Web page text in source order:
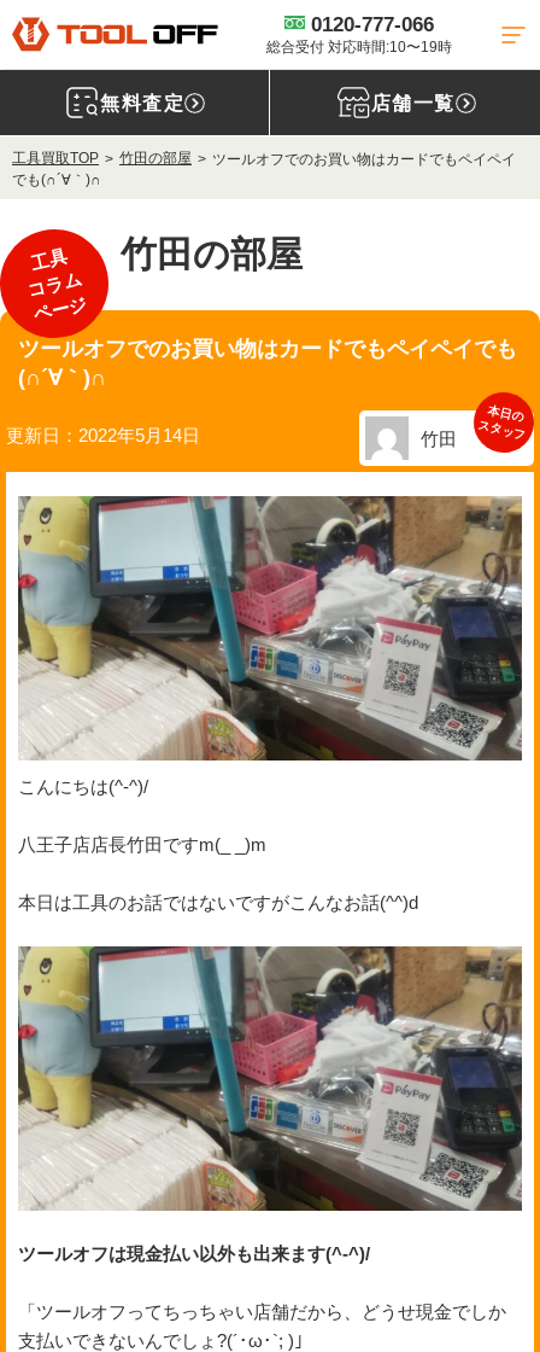
0120-777-066
総合受付 対応時間:10〜19時
無料査定 店舗一覧
工具買取TOP 竹田の部屋
ツールオフでのお買い物はカードでもペイペイ
でも(∩´∀｀)∩
工具
コラム
ページ
竹田の部屋
ツールオフでのお買い物はカードでもペイペイでも
(∩´∀｀)∩
更新日：2022年5月14日
本日の
スタッフ
竹田
こんにちは(^-^)/
八王子店店長竹田ですm(_ _)m
本日は工具のお話ではないですがこんなお話(^^)d
ツールオフは現金払い以外も出来ます(^-^)/
「ツールオフってちっちゃい店舗だから、どうせ現金でしか
支払いできないんでしょ?(´･ω･`; )」